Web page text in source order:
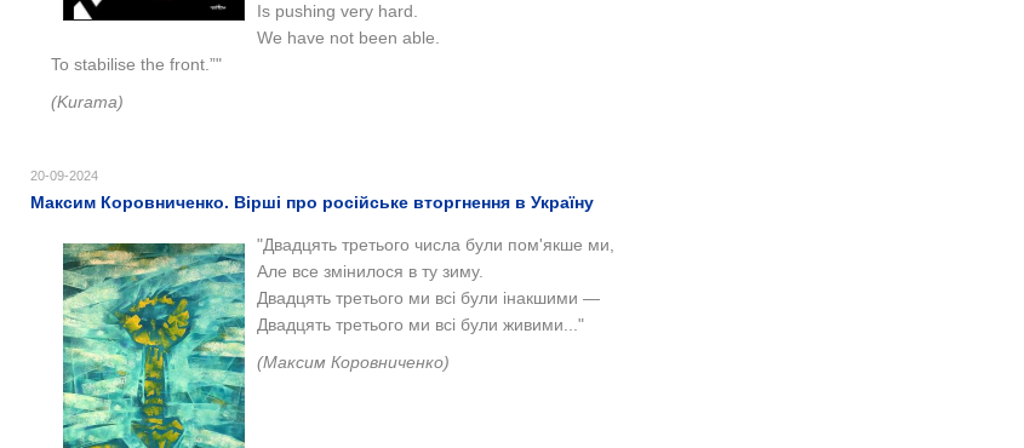
Is pushing very hard.
We have not been able.
To stabilise the front.”"
(Kurama)
20-09-2024
Максим Коровниченко. Вірші про російське вторгнення в Україну
"Двадцять третього числа були пом'якше ми,
Але все змінилося в ту зиму.
Двадцять третього ми всі були інакшими —
Двадцять третього ми всі були живими..."
(Максим Коровниченко)